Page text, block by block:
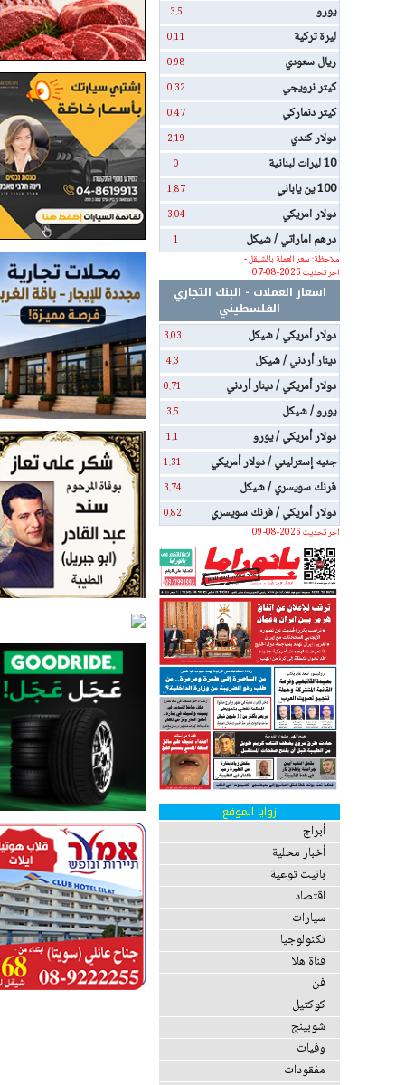
يورو 3.5
ليرة تركية 0.11
ريال سعودي 0.98
كيتر نرويجي 0.32
كيتر دنماركي 0.47
دولار كندي 2.19
10 ليرات لبنانية 0
100 ين ياباني 1.87
دولار امريكي 3.04
درهم اماراتي / شيكل
1
ملاحظة: سعر العملة بالشيقل -
اخر تحديث 2026-08-07
اسعار العملات - البنك التجاري
الفلسطيني
دولار أمريكي / شيكل
3.03
دينار أردني / شيكل 4.3
دولار أمريكي / دينار أردني 0.71
يورو / شيكل 3.5
دولار أمريكي / يورو 1.1
جنيه إسترليني / دولار أمريكي 1.31
فرنك سويسري / شيكل 3.74
دولار أمريكي / فرنك سويسري
0.82
اخر تحديث 2026-08-09
زوايا الموقع
أبراج
أخبار محلية
بانيت توعية
اقتصاد
سيارات
تكنولوجيا
قناة هلا
فن
كوكتيل
شوبينج
وفيات
مفقودات